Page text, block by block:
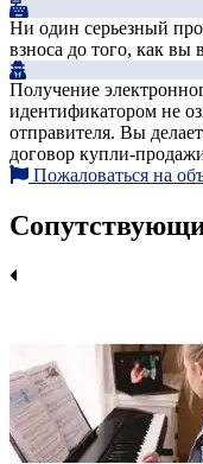
Ни один серьезный
взноса до того, как вы
Получение
идентификатором не
отправителя. Вы
договор купли-
Пожаловаться на